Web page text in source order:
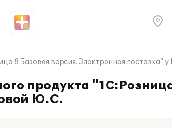
8 Базовая версия. Электронная
продукта
Ю.С.